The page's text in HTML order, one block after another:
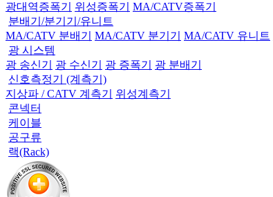
광대역증폭기
위성증폭기
MA/CATV증폭기
분배기/분기기/유니트
MA/CATV 분배기
MA/CATV 분기기 MA/CATV 유니트
광 시스템
광 송신기
광 수신기 광 증폭기
광 분배기
신호측정기 (계측기)
지상파 / CATV 계측기
위성계측기
콘넥터
케이블
공구류
랙(Rack)